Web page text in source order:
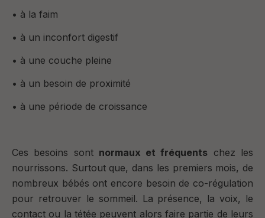
• à la faim
• à un inconfort digestif
• à une couche pleine
• à un besoin de proximité
• à une période de croissance
Ces besoins sont normaux et fréquents chez les
nourrissons. Surtout que, dans les premiers mois, de
nombreux bébés ont encore besoin de co-régulation
pour retrouver le sommeil. La présence, la voix, le
contact ou la tétée peuvent alors faire partie de leurs